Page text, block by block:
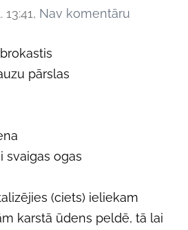
13:41, Nav komentāru
pārslas
svaigas ogas
(ciets) ieliekam
karstā ūdens peldē, tā lai